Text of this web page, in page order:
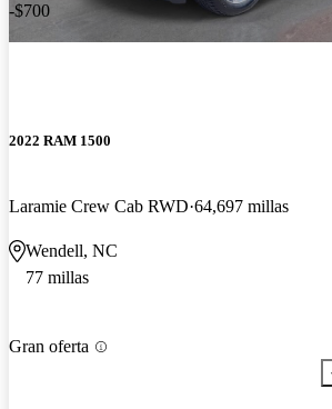
-$700
2022 RAM 1500
Laramie Crew Cab RWD 64,697 millas
Wendell, NC
77 millas
Gran oferta